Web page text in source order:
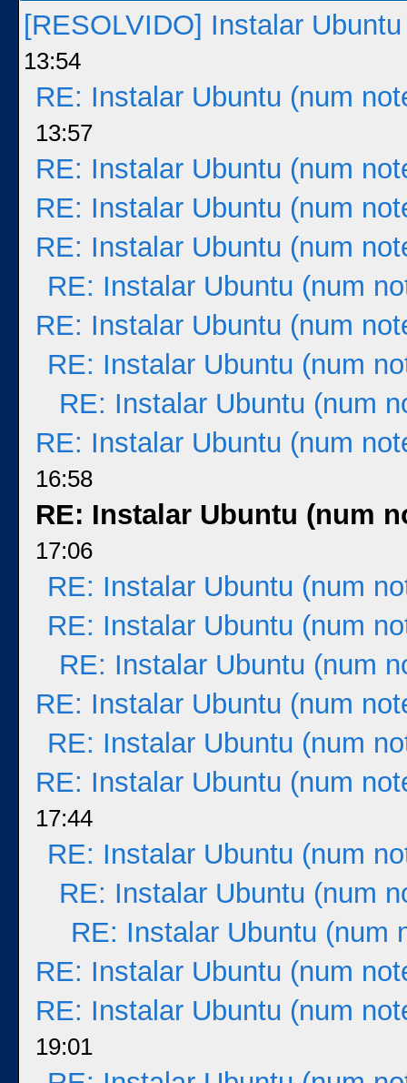
[RESOLVIDO] Instalar
13:54
RE: Instalar Ubuntu (num
13:57
RE: Instalar Ubuntu (num
RE: Instalar Ubuntu (num
RE: Instalar Ubuntu (num
RE: Instalar Ubuntu (num
RE: Instalar Ubuntu (num
RE: Instalar Ubuntu (num
RE: Instalar Ubuntu (num
RE: Instalar Ubuntu (num
16:58
RE: Instalar Ubuntu (num
17:06
RE: Instalar Ubuntu (num
RE: Instalar Ubuntu (num
RE: Instalar Ubuntu (num
RE: Instalar Ubuntu (num
RE: Instalar Ubuntu (num
RE: Instalar Ubuntu (num
17:44
RE: Instalar Ubuntu (num
RE: Instalar Ubuntu (num
RE: Instalar Ubuntu (num
RE: Instalar Ubuntu (num
RE: Instalar Ubuntu (num
19:01